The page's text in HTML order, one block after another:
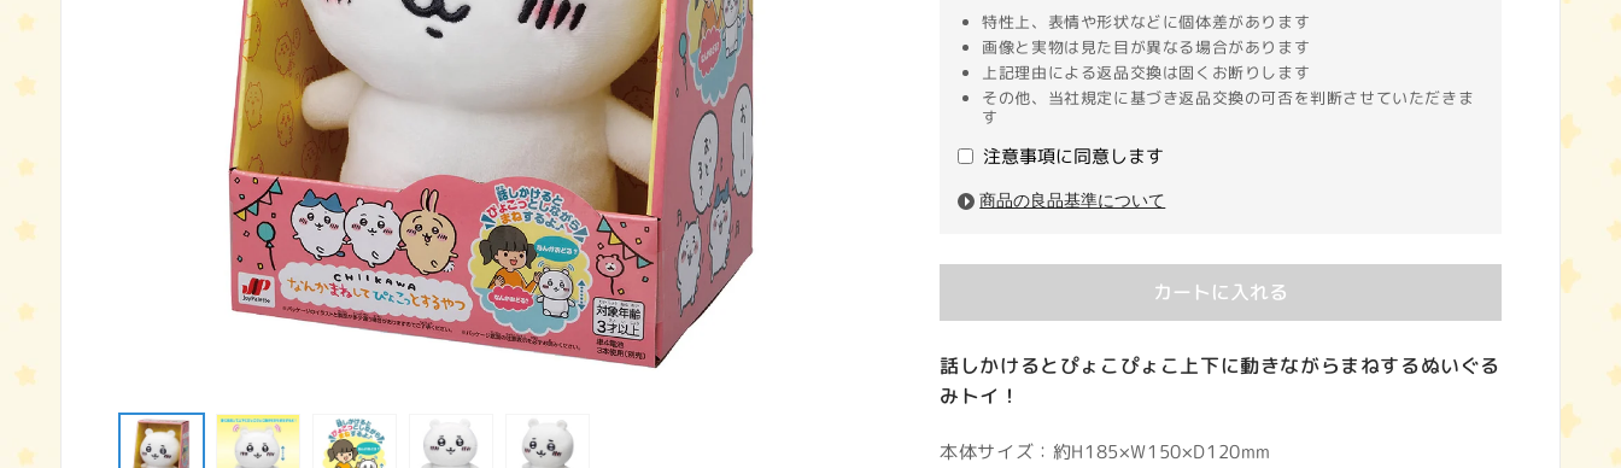
ー
特性上、表情や形状などに個体差があります
画像と実物は見た目が異なる場合があります
上記理由による返品交換は固くお断りします
その他、当社規定に基づき返品交換の可否を判断させていただきま
す
注意事項に同意します
商品の良品基準について
カートに入れる
話しかけるとぴょこぴょこ上下に動きながらまねするぬいぐる
みトイ！
本体サイズ：約H185×W150×D120mm